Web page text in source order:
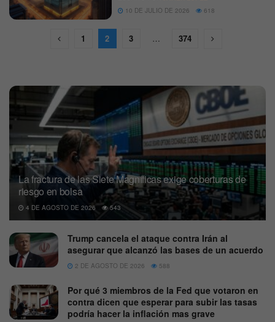
10 DE JULIO DE 2026
618
1 2 3 … 374
La fractura de las Siete Magníficas exige coberturas de
riesgo en bolsa
4 DE AGOSTO DE 2026 543
Trump cancela el ataque contra Irán al
asegurar que alcanzó las bases de un acuerdo
2 DE AGOSTO DE 2026 588
Por qué 3 miembros de la Fed que votaron en
contra dicen que esperar para subir las tasas
podría hacer la inflación mas grave